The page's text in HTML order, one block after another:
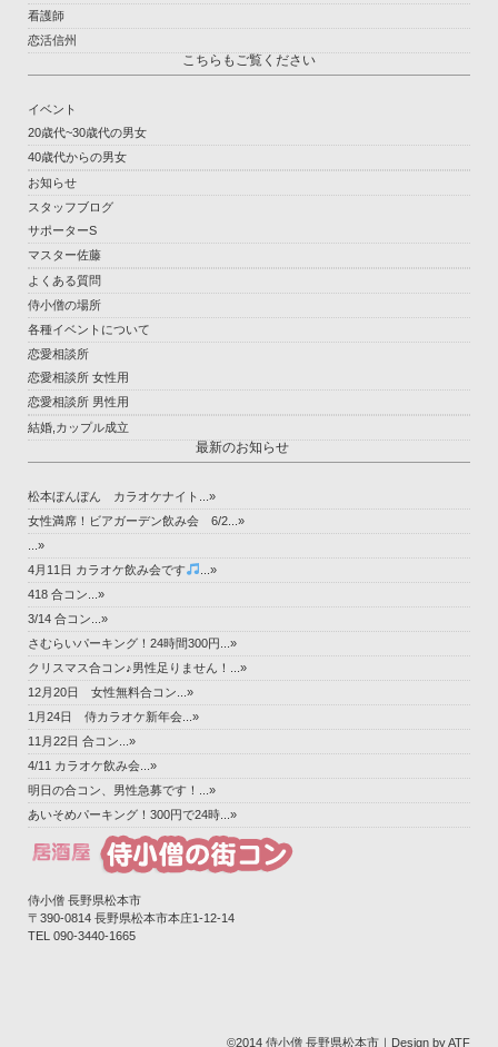
看護師
恋活信州
こちらもご覧ください
イベント
20歳代~30歳代の男女
40歳代からの男女
お知らせ
スタッフブログ
サポーターS
マスター佐藤
よくある質問
侍小僧の場所
各種イベントについて
恋愛相談所
恋愛相談所 女性用
恋愛相談所 男性用
結婚,カップル成立
最新のお知らせ
松本ぼんぼん カラオケナイト...»
女性満席！ビアガーデン飲み会 6/2...»
...»
4月11日 カラオケ飲み会です
...»
418 合コン...»
3/14 合コン...»
さむらいパーキング！24時間300円...»
クリスマス合コン♪男性足りません！...»
12月20日 女性無料合コン...»
1月24日 侍カラオケ新年会...»
11月22日 合コン...»
4/11 カラオケ飲み会...»
明日の合コン、男性急募です！...»
あいそめパーキング！300円で24時...»
侍小僧 長野県松本市
〒390-0814 長野県松本市本庄1-12-14‎
TEL 090-3440-1665
©2014 侍小僧 長野県松本市｜Design by ATF